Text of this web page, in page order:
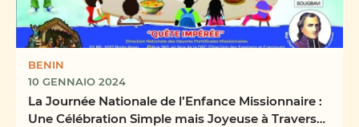
BENIN
10 GENNAIO 2024
La Journée Nationale de l’Enfance Missionnaire :
Une Célébration Simple mais Joyeuse à Travers